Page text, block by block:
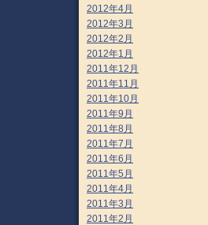
2012年4月
2012年3月
2012年2月
2012年1月
2011年12月
2011年11月
2011年10月
2011年9月
2011年8月
2011年7月
2011年6月
2011年5月
2011年4月
2011年3月
2011年2月